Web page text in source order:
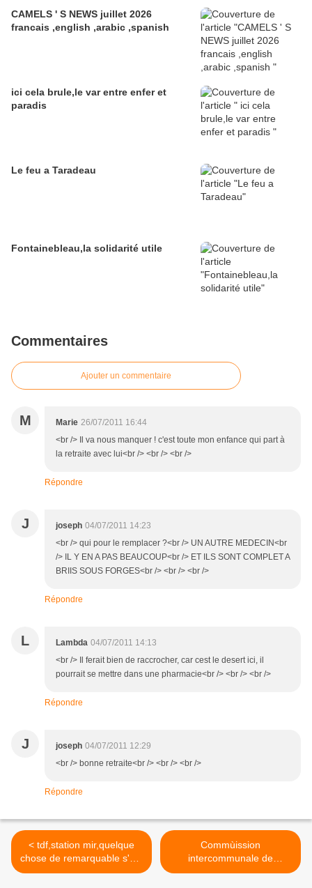
CAMELS ' S NEWS juillet 2026
francais ,english ,arabic ,spanish
ici cela brule,le var entre enfer et
paradis
Le feu a Taradeau
Fontainebleau,la solidarité utile
Commentaires
Ajouter un commentaire
M Marie 26/07/2011 16:44
<br /> Il va nous manquer ! c'est toute mon enfance qui part à
la retraite avec lui<br /> <br /> <br />
Répondre
J joseph 04/07/2011 14:23
<br /> qui pour le remplacer ?<br /> UN AUTRE MEDECIN<br
/> IL Y EN A PAS BEAUCOUP<br /> ET ILS SONT COMPLET A
BRIIS SOUS FORGES<br /> <br /> <br />
Répondre
L Lambda 04/07/2011 14:13
<br /> Il ferait bien de raccrocher, car cest le desert ici, il
pourrait se mettre dans une pharmacie<br /> <br /> <br />
Répondre
J joseph 04/07/2011 12:29
<br /> bonne retraite<br /> <br /> <br />
Répondre
< tdf,station mir,quelque
chose de remarquable s'est
déroulé sur ce site
Commùission
intercommunale de
coopération